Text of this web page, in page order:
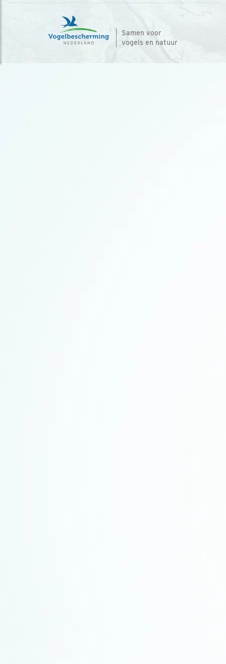
Samen voor
vogels en natuur